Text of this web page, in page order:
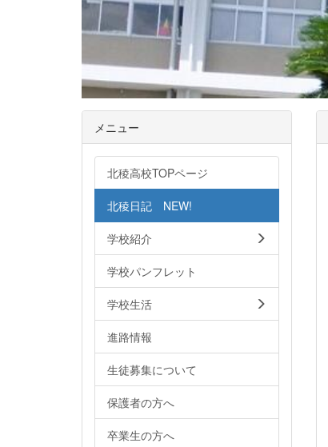
メニュー
北稜高校TOPページ
北稜日記 NEW!
学校紹介
学校パンフレット
学校生活
進路情報
生徒募集について
保護者の方へ
卒業生の方へ